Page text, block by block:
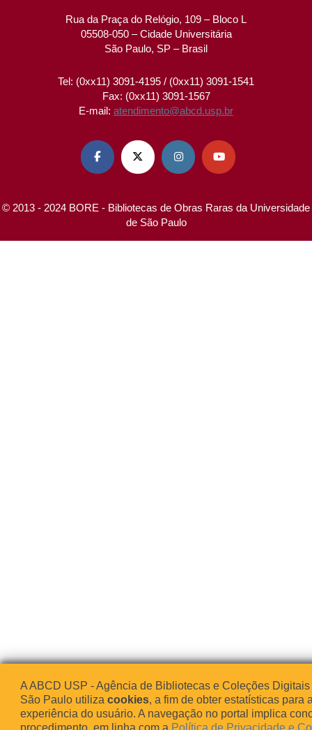
Rua da Praça do Relógio, 109 – Bloco L
05508-050 – Cidade Universitária
São Paulo, SP – Brasil
Tel: (0xx11) 3091-4195 / (0xx11) 3091-1541
Fax: (0xx11) 3091-1567
E-mail: atendimento@abcd.usp.br
   
© 2013 - 2024 BORE - Bibliotecas de Obras Raras da Universidade
de São Paulo
A ABCD USP - Agência de Bibliotecas e Coleções
São Paulo utiliza cookies, a fim de obter estatísticas para
experiência do usuário. A navegação no portal implica
procedimento, em linha com a Política de Privacidade e